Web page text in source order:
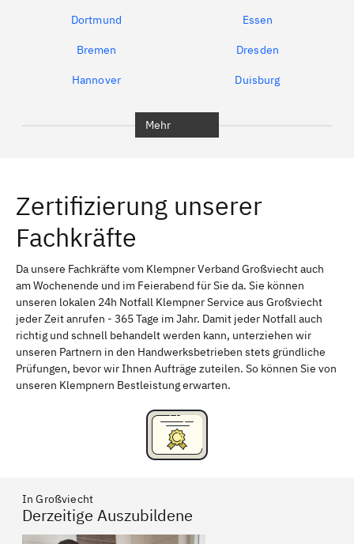
Dortmund Essen
Bremen Dresden
Hannover Duisburg
Erlangen Bamberg
Bayreuth
Schweinfurt Passau
Freising Rudelsdorf, Mittelfranken
Mehr
Zertifizierung unserer
Fachkräfte
Da unsere Fachkräfte vom Klempner Verband Großviecht auch
am Wochenende und im Feierabend für Sie da. Sie können
unseren lokalen 24h Notfall Klempner Service aus Großviecht
jeder Zeit anrufen - 365 Tage im Jahr. Damit jeder Notfall auch
richtig und schnell behandelt werden kann, unterziehen wir
unseren Partnern in den Handwerksbetrieben stets gründliche
Prüfungen, bevor wir Ihnen Aufträge zuteilen. So können Sie von
unseren Klempnern Bestleistung erwarten.
In Großviecht
Derzeitige Auszubildene